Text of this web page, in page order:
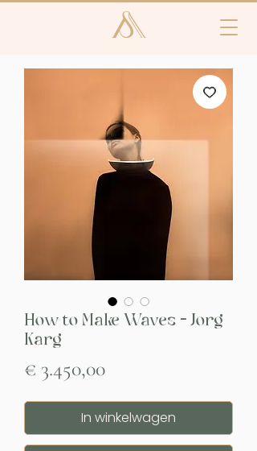
How to Make Waves - Jorg
Karg
€ 3.450,00Prijs
In winkelwagen